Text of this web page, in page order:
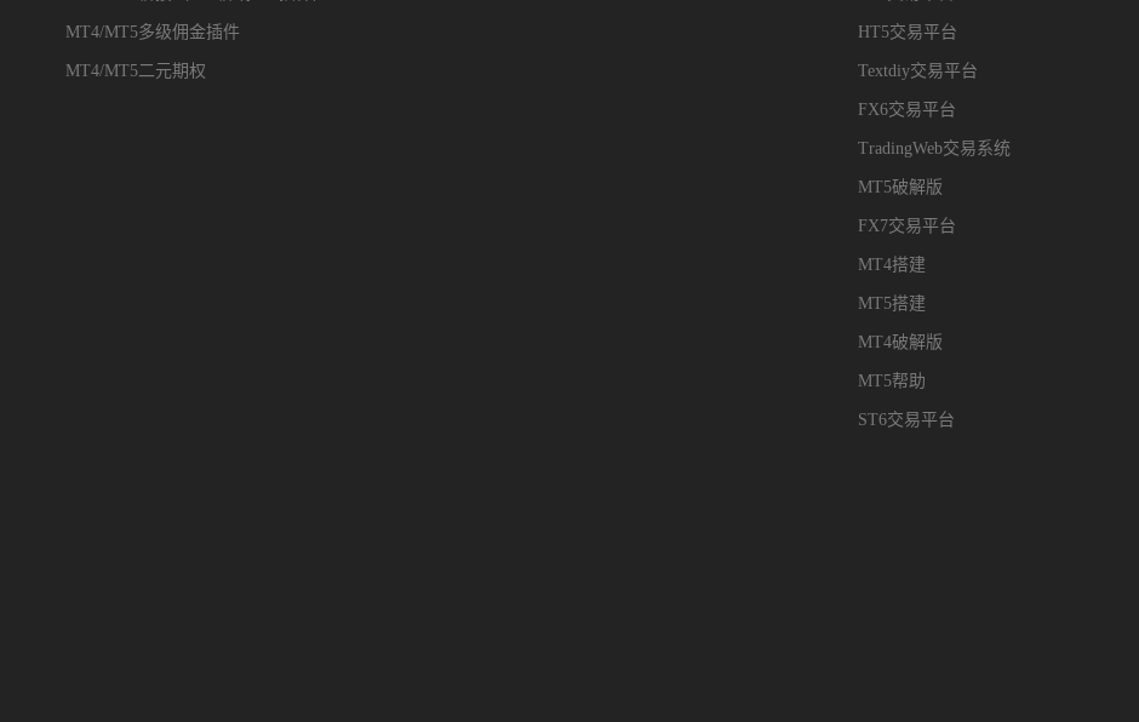
MT4/MT5多级佣金插件
MT4/MT5二元期权
HT5交易平台
Textdiy交易平台
FX6交易平台
TradingWeb交易系统
MT5破解版
FX7交易平台
MT4搭建
MT5搭建
MT4破解版
MT5帮助
ST6交易平台